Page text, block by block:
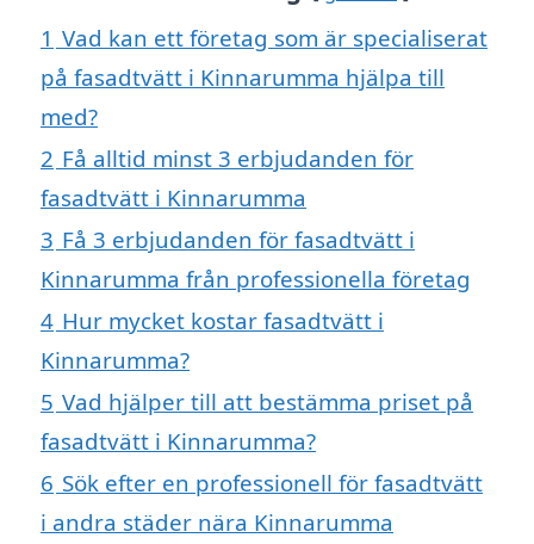
1 Vad kan ett företag som är specialiserat
på fasadtvätt i Kinnarumma hjälpa till
med?
2 Få alltid minst 3 erbjudanden för
fasadtvätt i Kinnarumma
3 Få 3 erbjudanden för fasadtvätt i
Kinnarumma från professionella företag
4 Hur mycket kostar fasadtvätt i
Kinnarumma?
5 Vad hjälper till att bestämma priset på
fasadtvätt i Kinnarumma?
6 Sök efter en professionell för fasadtvätt
i andra städer nära Kinnarumma